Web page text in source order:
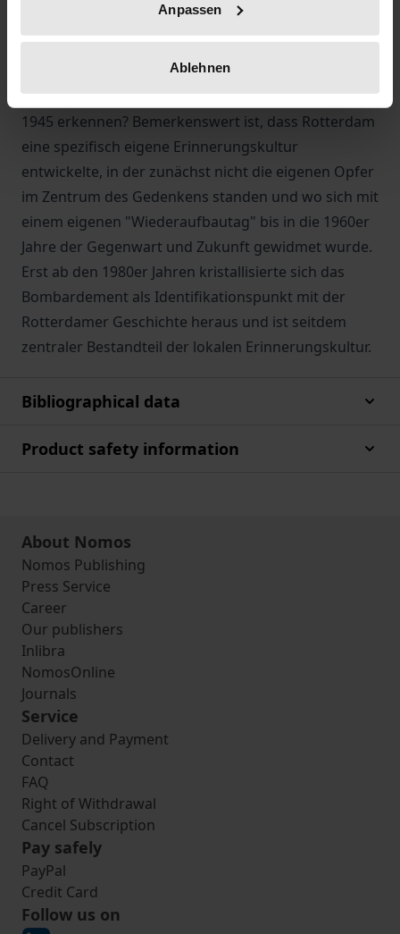
Anpassen
Ablehnen
mit dem Bombardement um? Welche Entwicklungen
sind in dieser Erinnerungskultur zu verzeichnen und
inwieweit lassen sich dort Parallelen mit dem
nationalen Umgang mit der Besatzungszeit 1940-
1945 erkennen? Bemerkenswert ist, dass Rotterdam
eine spezifisch eigene Erinnerungskultur
entwickelte, in der zunächst nicht die eigenen Opfer
im Zentrum des Gedenkens standen und wo sich mit
einem eigenen "Wiederaufbautag" bis in die 1960er
Jahre der Gegenwart und Zukunft gewidmet wurde.
Erst ab den 1980er Jahren kristallisierte sich das
Bombardement als Identifikationspunkt mit der
Rotterdamer Geschichte heraus und ist seitdem
zentraler Bestandteil der lokalen Erinnerungskultur.
Bibliographical data
Product safety information
About Nomos
Nomos Publishing
Press Service
Career
Our publishers
Inlibra
NomosOnline
Journals
Service
Delivery and Payment
Contact
FAQ
Right of Withdrawal
Cancel Subscription
Pay safely
PayPal
Credit Card
Follow us on